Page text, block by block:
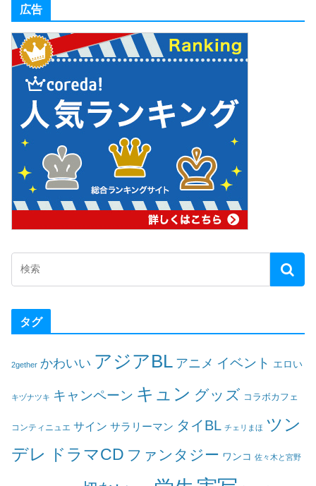
広告
タグ
2gether かわいい アジアBL アニメ イベント エロい
キヅナツキ キャンペーン キュン グッズ コラボカフェ
コンティニュエ サイン サラリーマン タイBL チェリまほ ツン
デレ ドラマCD ファンタジー ワンコ 佐々木と宮野